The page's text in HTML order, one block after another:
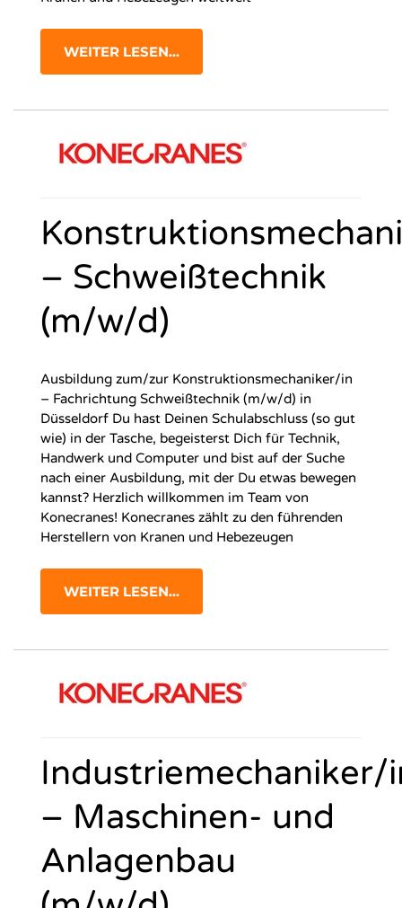
WEITER LESEN...
– Schweißtechnik
(m/w/d)
Ausbildung zum/zur Konstruktionsmechaniker/in
– Fachrichtung Schweißtechnik (m/w/d) in
Düsseldorf Du hast Deinen Schulabschluss (so gut
wie) in der Tasche, begeisterst Dich für Technik,
Handwerk und Computer und bist auf der Suche
nach einer Ausbildung, mit der Du etwas bewegen
kannst? Herzlich willkommen im Team von
Konecranes! Konecranes zählt zu den führenden
Herstellern von Kranen und Hebezeugen
WEITER LESEN...
Industriemechaniker/
– Maschinen- und
Anlagenbau